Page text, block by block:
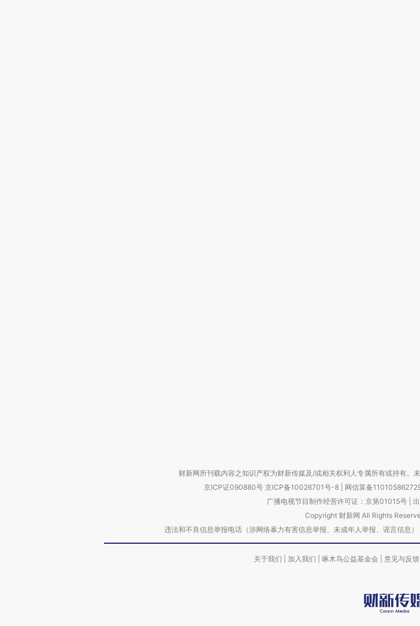
财新网所刊载内容之知识产权为财新传媒及/或相关权利人专属所有或持有。
京ICP证090880号 京ICP备10026701号-8 网信算备
广播电视节目制作经营许可证：京第01015号|
Copyright 财新网 All Rights
违法和不良信息举报电话（涉网络暴力有害信息举报、未成年人举报、谣言信
关于我们 加入我们 啄木鸟公益基金会 意见与反馈